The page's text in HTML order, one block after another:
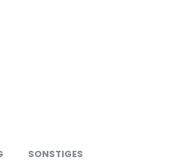
SONSTIGES